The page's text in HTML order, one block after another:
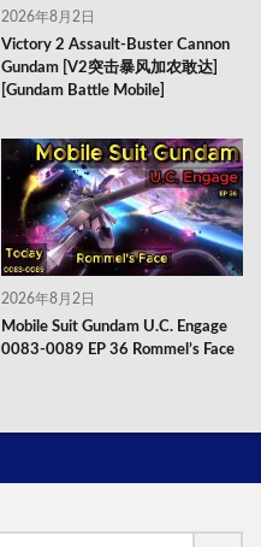
2026年8月2日
Victory 2 Assault-Buster Cannon
Gundam [V2突击暴风加农敢达]
[Gundam Battle Mobile]
2026年8月2日
Mobile Suit Gundam U.C. Engage
0083-0089 EP 36 Rommel’s Face